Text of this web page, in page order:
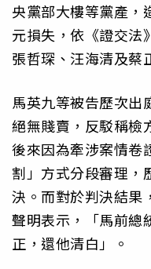
央黨部大樓等黨產，
元損失，依《證交法
張哲琛、汪海清及蔡
馬英九等被告歷次出
絕無賤賣，反駁稱檢
後來因為牽涉案情卷
割」方式分段審理，
決。而對於判決結果
聲明表示，「馬前總
正，還他清白」。